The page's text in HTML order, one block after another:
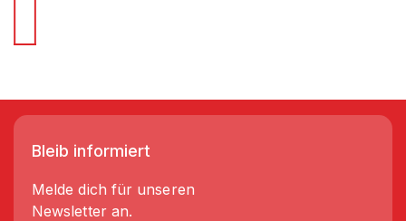
Bleib informiert
Melde dich für unseren
Newsletter an.